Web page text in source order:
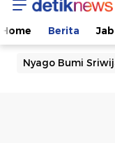
Home Berita
Nyago Bumi